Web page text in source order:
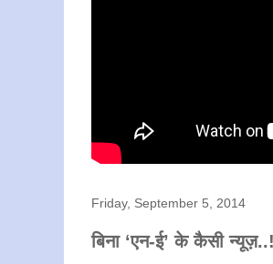
Friday, September 5, 2014
बिना ‘एन-ई’ के कैसी